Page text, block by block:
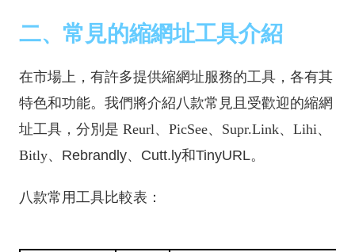
二、常見的縮網址工具介紹
在市場上，有許多提供縮網址服務的工具，各有其
特色和功能。我們將介紹八款常見且受歡迎的縮網
址工具，分別是 Reurl、PicSee、Supr.Link、Lihi、
Bitly、Rebrandly、Cutt.ly和TinyURL。
八款常用工具比較表：